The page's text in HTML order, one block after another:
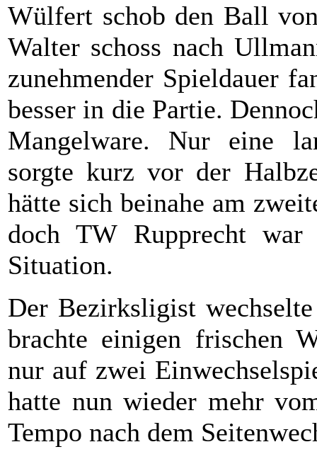
Wülfert schob den Ball
Walter schoss nach
zunehmender Spieldauer
besser in die Partie.
Mangelware. Nur eine
sorgte kurz vor der
hätte sich beinahe am
doch TW Rupprecht war
Situation.
Der Bezirksligist
brachte einigen frischen
nur auf zwei
hatte nun wieder mehr
Tempo nach dem